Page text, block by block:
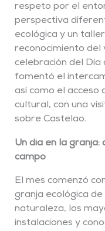
respeto por el
perspectiva
ecológica y un
reconocimiento del
celebración del Día
fomentó el
así como el acceso
cultural, con una
sobre Castelao.
Un día en la
campo
El mes comenzó
granja ecológica
naturaleza, los
instalaciones y